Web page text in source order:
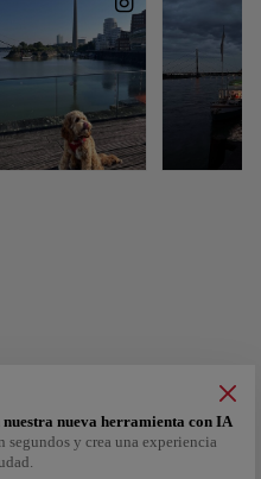
el corazón tus favoritos para crear
Obtén un itinerario personalizado
en sólo dos pasos y descargable
nueva herramienta con IA
segundos y crea una experiencia